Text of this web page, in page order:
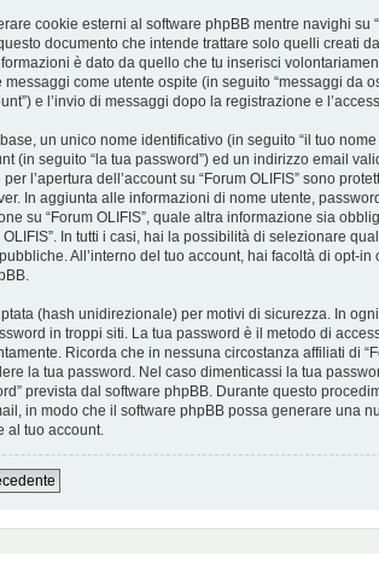
cookie esterni al software phpBB mentre navighi su
documento che intende trattare solo quelli creati
è dato da quello che tu inserisci
come utente ospite (in seguito “messaggi da
e l’invio di messaggi dopo la registrazione e
base, un unico nome identificativo (in seguito “il tuo
(in seguito “la tua password”) ed un indirizzo email
l’apertura dell’account su “Forum OLIFIS” sono
In aggiunta alle informazioni di nome utente,
su “Forum OLIFIS”, quale altra informazione sia
In tutti i casi, hai la possibilità di selezionare
All’interno del tuo account, hai facoltà di opt-
(hash unidirezionale) per motivi di sicurezza. In
in troppi siti. La tua password è il metodo di
Ricorda che in nessuna circostanza affiliati di
la tua password. Nel caso dimenticassi la tua
prevista dal software phpBB. Durante questo
in modo che il software phpBB possa generare una
al tuo account.